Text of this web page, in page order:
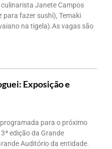
culinarista Janete Campos
para fazer sushi), Temaki
na tigela).As vagas são
Exposição e
para o próximo
edição da Grande
Auditório da entidade.